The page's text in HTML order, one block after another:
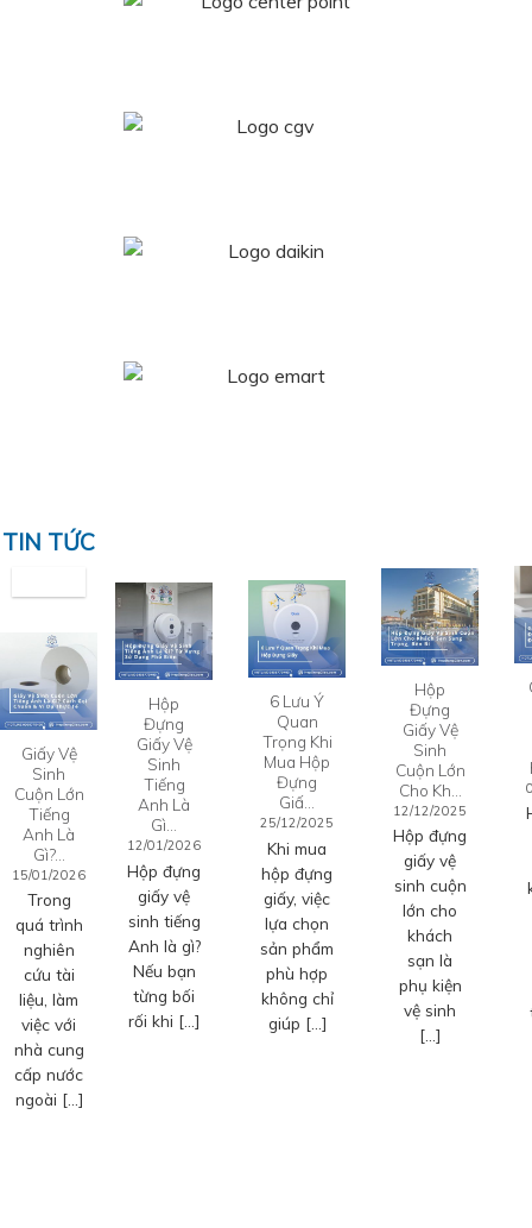
TIN TỨC
Giấy Vệ
Sinh
Cuộn Lớn
Tiếng
Anh Là
Gì?…
15/01/2026
Trong
quá trình
nghiên
cứu tài
liệu, làm
việc với
nhà cung
cấp nước
ngoài […]
Hộp
Đựng
Giấy Vệ
Sinh
Tiếng
Anh Là
Gì…
12/01/2026
Hộp đựng
giấy vệ
sinh tiếng
Anh là gì?
Nếu bạn
từng bối
rối khi […]
6 Lưu Ý
Quan
Trọng Khi
Mua Hộp
Đựng
Giấ…
25/12/2025
Khi mua
hộp đựng
giấy, việc
lựa chọn
sản phẩm
phù hợp
không chỉ
giúp […]
Hộp
Đựng
Giấy Vệ
Sinh
Cuộn Lớn
Cho Kh…
12/12/2025
Hộp đựng
giấy vệ
sinh cuộn
lớn cho
khách
sạn là
phụ kiện
vệ sinh
[…]